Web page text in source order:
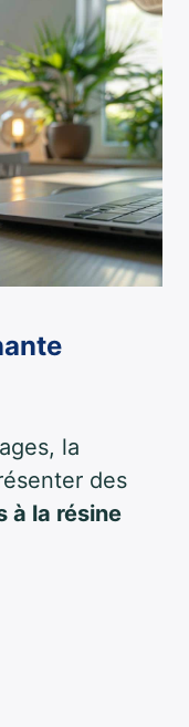
la
des
à la résine